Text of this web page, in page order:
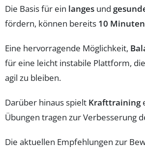
Die Basis für ein langes und
fördern, können bereits 10 Minuten
Eine hervorragende Möglichkeit,
für eine leicht instabile Plattform,
agil zu bleiben.
Darüber hinaus spielt Krafttraining
Übungen tragen zur Verbesserung
Die aktuellen Empfehlungen zur